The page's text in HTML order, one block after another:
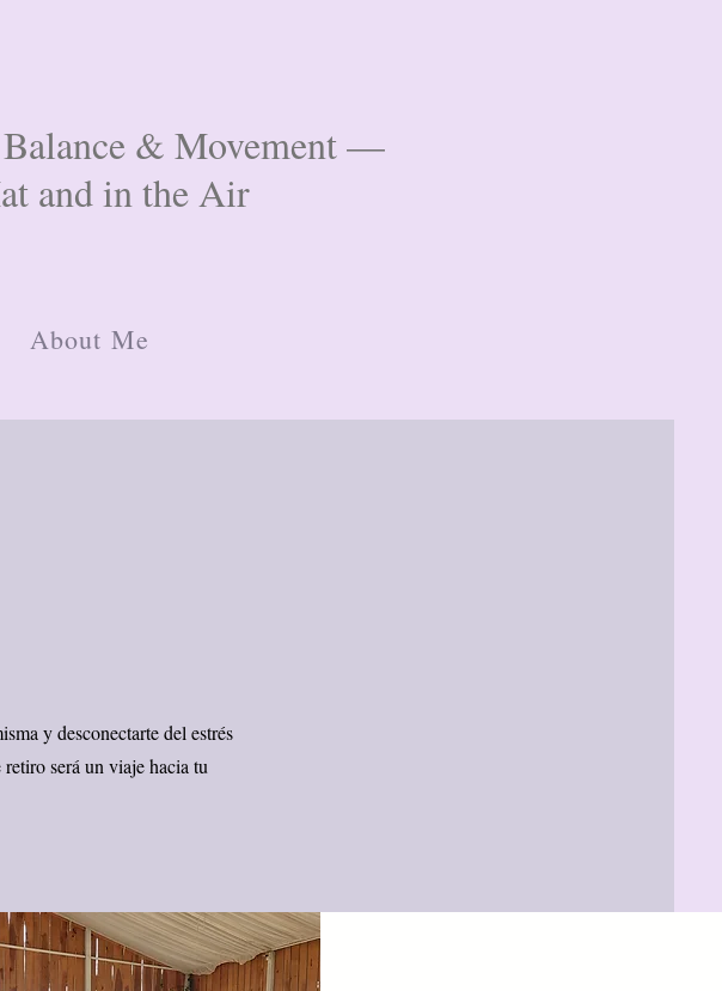
& Movement —
and in the Air
About Me
y desconectarte del estrés
será un viaje hacia tu